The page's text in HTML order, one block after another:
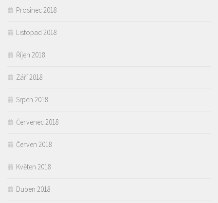
Prosinec 2018
Listopad 2018
Říjen 2018
Září 2018
Srpen 2018
Červenec 2018
Červen 2018
Květen 2018
Duben 2018